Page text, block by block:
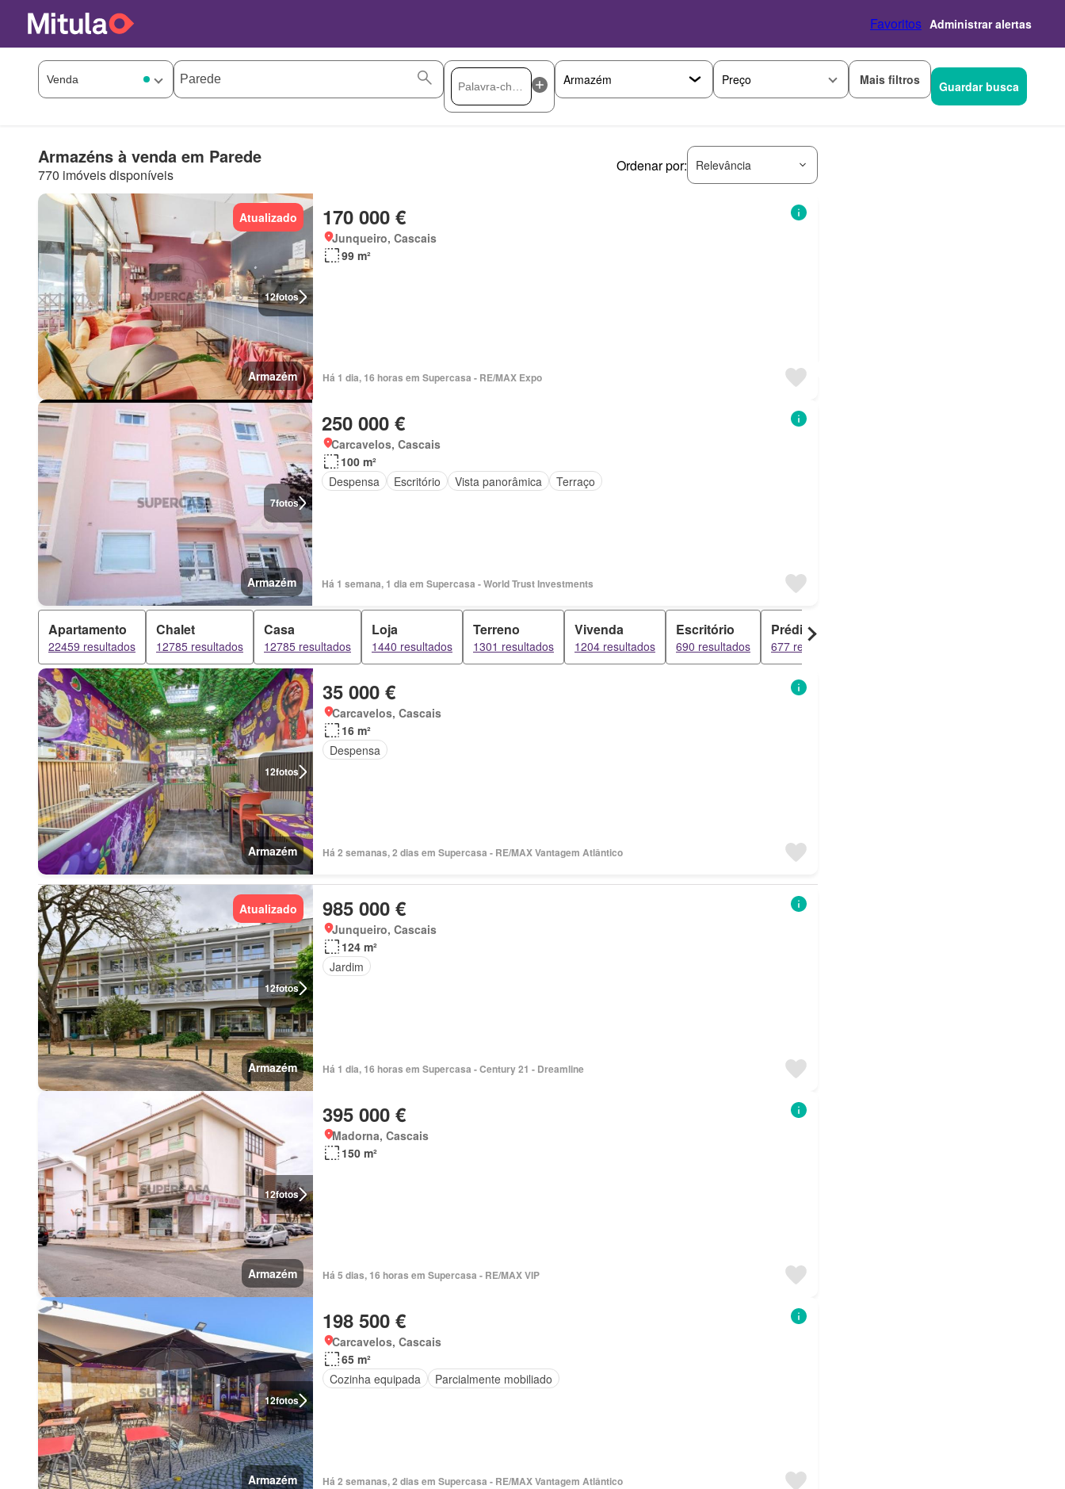
Favoritos Administrar alertas
Preço Mais filtros Guardar busca
Armazéns à venda em Parede
770 imóveis disponíveis
Ordenar por: Relevância
12fotos
Atualizado
Armazém
170 000 €
Junqueiro, Cascais
99 m²
Há 1 dia, 16 horas em Supercasa - RE/MAX Expo
7fotos
Armazém
250 000 €
Carcavelos, Cascais
100 m²
Despensa
Escritório Vista panorâmica Terraço
Há 1 semana, 1 dia em Supercasa - World Trust Investments
Apartamento
22459 resultados
Chalet
12785 resultados
Casa
12785 resultados
Loja
1440 resultados
Terreno
1301 resultados
Vivenda
1204 resultados
Escritório
690 resultados
Prédio
677 resultados
12fotos
Armazém
35 000 €
Carcavelos, Cascais
16 m²
Despensa
Há 2 semanas, 2 dias em Supercasa - RE/MAX Vantagem Atlântico
12fotos
Atualizado
Armazém
985 000 €
Junqueiro, Cascais
124 m²
Jardim
Há 1 dia, 16 horas em Supercasa - Century 21 - Dreamline
12fotos
Armazém
395 000 €
Madorna, Cascais
150 m²
Há 5 dias, 16 horas em Supercasa - RE/MAX VIP
12fotos
Armazém
198 500 €
Carcavelos, Cascais
65 m²
Cozinha equipada
Parcialmente mobiliado
Há 2 semanas, 2 dias em Supercasa - RE/MAX Vantagem Atlântico